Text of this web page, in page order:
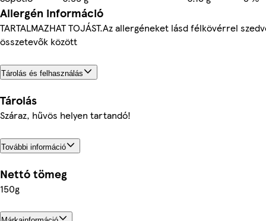
Allergén információ
TARTALMAZHAT TOJÁST.Az allergéneket lásd félkövérrel
összetevők között
Tárolás és felhasználás
Tárolás
Száraz, hűvös helyen tartandó!
További információ
Nettó tömeg
150g